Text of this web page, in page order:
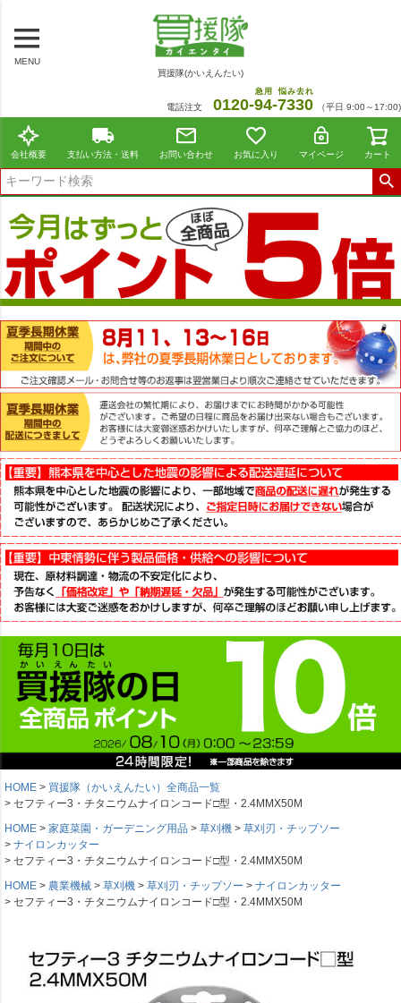
MENU
買援隊(かいえんたい)
電話注文 0120-94
急用
-7330
悩み去れ
（平日 9:00～17:00)
会社概要 支払い方法・送料 お問い合わせ お気に入り マイページ カート
HOME
買援隊（かいえんたい）全商品一覧
セフティー3・チタニウムナイロンコード□型・2.4MMX50M
HOME
家庭菜園・ガーデニング用品 草刈機
草刈刃・チップソー
ナイロンカッター
セフティー3・チタニウムナイロンコード□型・2.4MMX50M
HOME
農業機械 草刈機 草刈刃・チップソー
ナイロンカッター
セフティー3・チタニウムナイロンコード□型・2.4MMX50M